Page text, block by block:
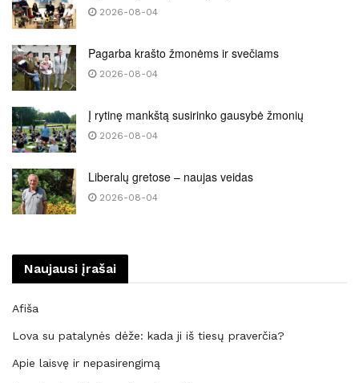
2026-08-04
Pagarba krašto žmonėms ir svečiams
2026-08-04
Į rytinę mankštą susirinko gausybė žmonių
2026-08-04
Liberalų gretose – naujas veidas
2026-08-04
Naujausi įrašai
Afiša
Lova su patalynės dėže: kada ji iš tiesų praverčia?
Apie laisvę ir nepasirengimą